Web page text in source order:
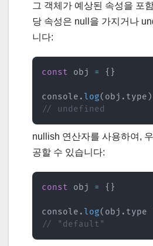
그 객체가 예상된 속성을 포
당 속성은 null을 가지거나
니다:
const obj = { }
console .log( obj . type )
// undefined
nullish 연산자를 사용하여,
공할 수 있습니다:
const obj = { }
console .log( obj . type
// "default"